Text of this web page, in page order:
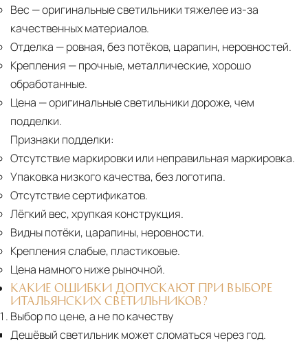
Вес — оригинальные светильники тяжелее из-за
качественных материалов.
Отделка — ровная, без потёков, царапин, неровностей.
Крепления — прочные, металлические, хорошо
обработанные.
Цена — оригинальные светильники дороже, чем
подделки.
Признаки подделки:
Отсутствие маркировки или неправильная маркировка.
Упаковка низкого качества, без логотипа.
Отсутствие сертификатов.
Лёгкий вес, хрупкая конструкция.
Видны потёки, царапины, неровности.
Крепления слабые, пластиковые.
Цена намного ниже рыночной.
КАКИЕ ОШИБКИ ДОПУСКАЮТ ПРИ ВЫБОРЕ
ИТАЛЬЯНСКИХ СВЕТИЛЬНИКОВ?
Выбор по цене, а не по качеству
Дешёвый светильник может сломаться через год.